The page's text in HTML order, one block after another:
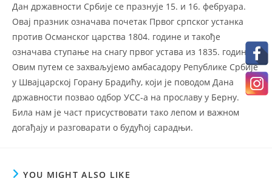
Дан државности Србије се празнује 15. и 16. фебруара.
Овај празник означава почетак Првог српског устанка
против Османског царства 1804. године и такође
означава ступање на снагу првог устава из 1835. године.
Овим путем се захваљујемо амбасадору Републике Србије
у Швајцарској Горану Брадићу, који je поводом Дана
државности позвао одбор УСC-а на прославу у Берну.
Била нам је част присуствовати тако лепом и важном
догађају и разговарати о будућој сарадњи.
YOU MIGHT ALSO LIKE